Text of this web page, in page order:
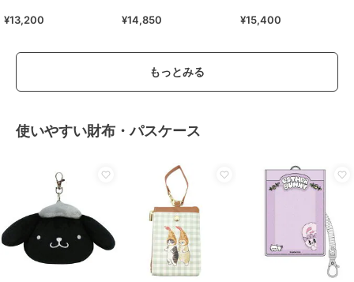
¥13,200 ¥14,850 ¥15,400
もっとみる
使いやすい財布・パスケース